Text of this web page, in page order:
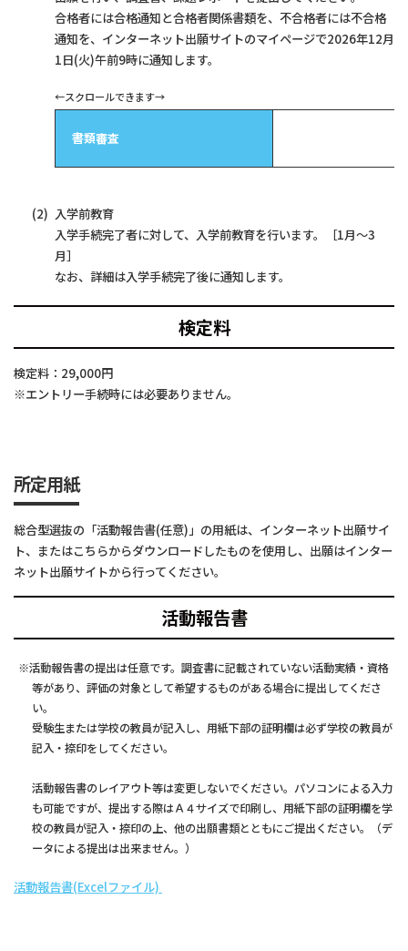
合格者には合格通知と合格者関係書類を、不合格者には不合格
通知を、インターネット出願サイトのマイページで2026年12月
1日(火)午前9時に通知します。
書類審査
入学前教育
入学手続完了者に対して、入学前教育を行います。［1月～3
月］
なお、詳細は入学手続完了後に通知します。
検定料
検定料：29,000円
※エントリー手続時には必要ありません。
所定用紙
総合型選抜の「活動報告書(任意)」の用紙は、インターネット出願サイ
ト、またはこちらからダウンロードしたものを使用し、出願はインター
ネット出願サイトから行ってください。
活動報告書
活動報告書の提出は任意です。調査書に記載されていない活動実績・資格
等があり、評価の対象として希望するものがある場合に提出してくださ
い。
受験生または学校の教員が記入し、用紙下部の証明欄は必ず学校の教員が
記入・捺印をしてください。
活動報告書のレイアウト等は変更しないでください。パソコンによる入力
も可能ですが、提出する際はＡ４サイズで印刷し、用紙下部の証明欄を学
校の教員が記入・捺印の上、他の出願書類とともにご提出ください。（デ
ータによる提出は出来ません。）
活動報告書(Excelファイル)